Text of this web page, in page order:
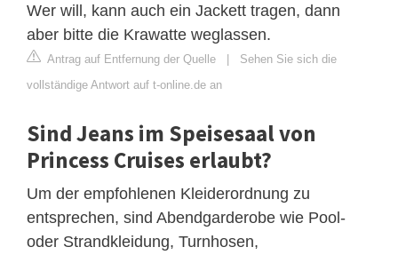
Wer will, kann auch ein Jackett tragen, dann
aber bitte die Krawatte weglassen.
Antrag auf Entfernung der Quelle | Sehen Sie sich die
vollständige Antwort auf t-online.de an
Sind Jeans im Speisesaal von
Princess Cruises erlaubt?
Um der empfohlenen Kleiderordnung zu
entsprechen, sind Abendgarderobe wie Pool-
oder Strandkleidung, Turnhosen,